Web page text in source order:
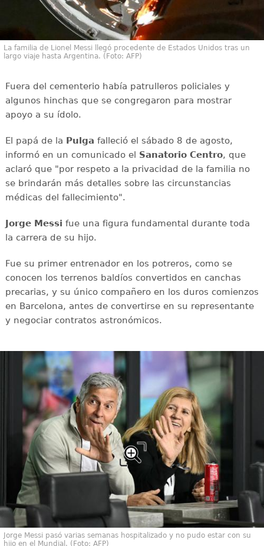
La familia de Lionel Messi llegó procedente de Estados Unidos tras un
largo viaje hasta Argentina. (Foto: AFP)
Fuera del cementerio había patrulleros policiales y
algunos hinchas que se congregaron para mostrar
apoyo a su ídolo.
El papá de la Pulga falleció el sábado 8 de agosto,
informó en un comunicado el Sanatorio Centro, que
aclaró que "por respeto a la privacidad de la familia no
se brindarán más detalles sobre las circunstancias
médicas del fallecimiento".
Jorge Messi fue una figura fundamental durante toda
la carrera de su hijo.
Fue su primer entrenador en los potreros, como se
conocen los terrenos baldíos convertidos en canchas
precarias, y su único compañero en los duros comienzos
en Barcelona, antes de convertirse en su representante
y negociar contratos astronómicos.
Jorge Messi pasó varias semanas hospitalizado y no pudo estar con su
hijo en el Mundial. (Foto: AFP)